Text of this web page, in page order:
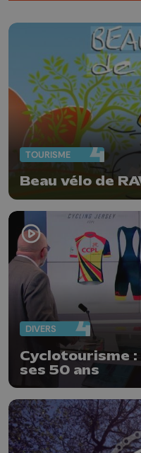
TOURISME
Beau vélo de
DIVERS
Cyclotourisme
ses 50 ans